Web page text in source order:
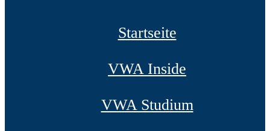
Startseite
VWA Inside
VWA Studium